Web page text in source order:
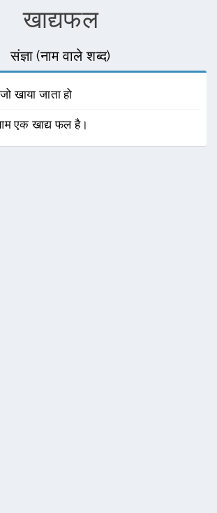
खाद्यफल
संज्ञा (नाम वाले शब्द)
खाया जाता हो
एक खाद्य फल है।